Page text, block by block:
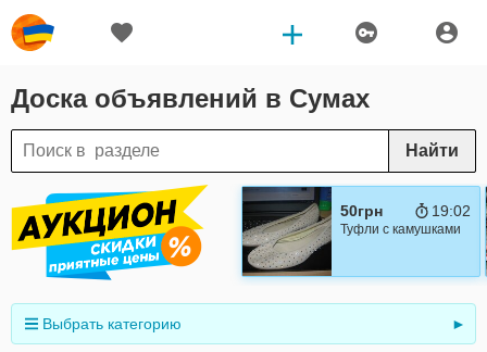
Доска объявлений в Сумах
Найти
50грн 19:01
Туфли с камушками
Выбрать категорию ►